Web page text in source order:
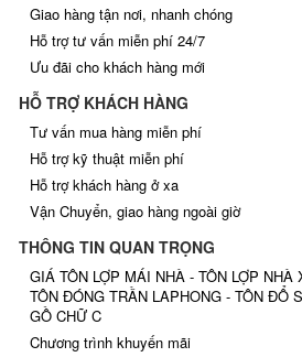
Giao hàng tận nơi, nhanh chóng
Hỗ trợ tư vấn miễn phí 24/7
Ưu đãi cho khách hàng mới
HỖ TRỢ KHÁCH HÀNG
Tư vấn mua hàng miễn phí
Hỗ trợ kỹ thuật miễn phí
Hỗ trợ khách hàng ở xa
Vận Chuyển, giao hàng ngoài giờ
THÔNG TIN QUAN TRỌNG
GIÁ TÔN LỢP MÁI NHÀ - TÔN LỢP NHÀ
TÔN ĐÓNG TRẦN LAPHONG - TÔN ĐỔ
GỒ CHỮ C
Chương trình khuyến mãi